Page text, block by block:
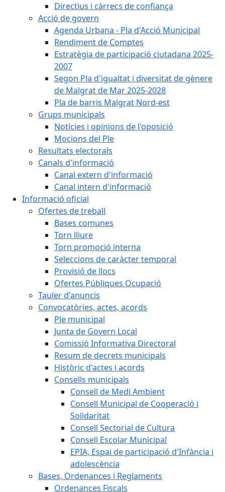
Directius i càrrecs de confiança
Acció de govern
Agenda Urbana - Pla d'Acció Municipal
Rendiment de Comptes
Estratègia de participació ciutadana 2025-
2007
Segon Pla d'igualtat i diversitat de gènere
de Malgrat de Mar 2025-2028
Pla de barris Malgrat Nord-est
Grups municipals
Notícies i opinions de l'oposició
Mocions del Ple
Resultats electorals
Canals d'informació
Canal extern d'informació
Canal intern d'informació
Informació oficial
Ofertes de treball
Bases comunes
Torn lliure
Torn promoció interna
Seleccions de caràcter temporal
Provisió de llocs
Ofertes Públiques Ocupació
Tauler d'anuncis
Convocatòries, actes, acords
Ple municipal
Junta de Govern Local
Comissió Informativa Directoral
Resum de decrets municipals
Històric d'actes i acords
Consells municipals
Consell de Medi Ambient
Consell Municipal de Cooperació i
Solidaritat
Consell Sectorial de Cultura
Consell Escolar Municipal
EPIA, Espai de participació d'Infància i
adolescència
Bases, Ordenances i Reglaments
Ordenances Fiscals